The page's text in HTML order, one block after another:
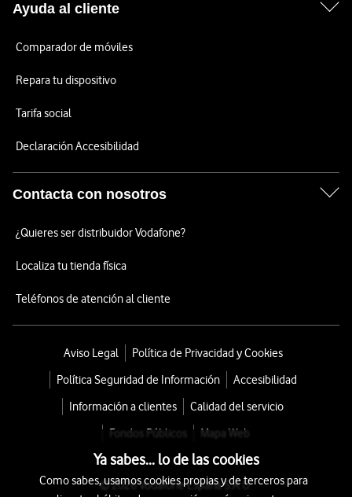
Ayuda al cliente
Comparador de móviles
Repara tu dispositivo
Tarifa social
Declaración Accesibilidad
Contacta con nosotros
¿Quieres ser distribuidor Vodafone?
Localiza tu tienda física
Teléfonos de atención al cliente
Aviso Legal
Política de Privacidad y Cookies
Política Seguridad de Información
Accesibilidad
Información a clientes
Calidad del servicio
Fondos Públicos
Mapa Web
© 2026 Vodafone España S.A.U.
Ya sabes... lo de las cookies
Como sabes, usamos cookies propias y de terceros para